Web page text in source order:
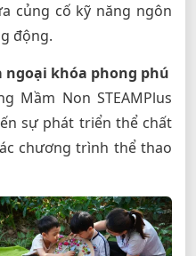
củng cố kỹ năng ngôn
động.
khóa phong phú
Mầm Non STEAMPlus
sự phát triển thể chất
chương trình thể thao